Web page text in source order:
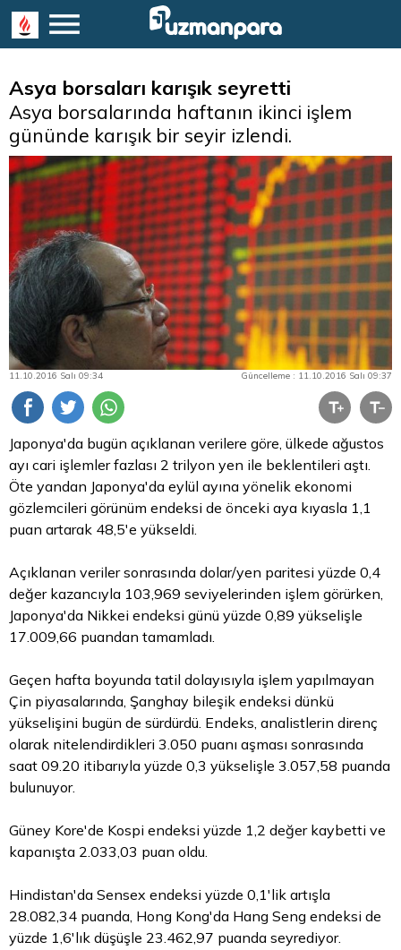
Asya borsaları karışık seyretti
Asya borsalarında haftanın ikinci işlem
gününde karışık bir seyir izlendi.
11.10.2016 Salı 09:34 Güncelleme : 11.10.2016 Salı 09:37
Japonya'da bugün açıklanan verilere göre, ülkede ağustos
ayı cari işlemler fazlası 2 trilyon yen ile beklentileri aştı.
Öte yandan Japonya'da eylül ayına yönelik ekonomi
gözlemcileri görünüm endeksi de önceki aya kıyasla 1,1
puan artarak 48,5'e yükseldi.
Açıklanan veriler sonrasında dolar/yen paritesi yüzde 0,4
değer kazancıyla 103,969 seviyelerinden işlem görürken,
Japonya'da Nikkei endeksi günü yüzde 0,89 yükselişle
17.009,66 puandan tamamladı.
Geçen hafta boyunda tatil dolayısıyla işlem yapılmayan
Çin piyasalarında, Şanghay bileşik endeksi dünkü
yükselişini bugün de sürdürdü. Endeks, analistlerin direnç
olarak nitelendirdikleri 3.050 puanı aşması sonrasında
saat 09.20 itibarıyla yüzde 0,3 yükselişle 3.057,58 puanda
bulunuyor.
Güney Kore'de Kospi endeksi yüzde 1,2 değer kaybetti ve
kapanışta 2.033,03 puan oldu.
Hindistan'da Sensex endeksi yüzde 0,1'lik artışla
28.082,34 puanda, Hong Kong'da Hang Seng endeksi de
yüzde 1,6'lık düşüşle 23.462,97 puanda seyrediyor.